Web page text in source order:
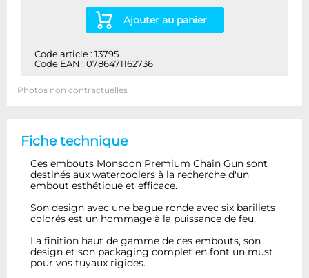
Ajouter au panier
Code article : 13795
Code EAN : 0786471162736
Photos non contractuelles
Fiche technique
Ces embouts Monsoon Premium Chain Gun sont
destinés aux watercoolers à la recherche d'un
embout esthétique et efficace.
Son design avec une bague ronde avec six barillets
colorés est un hommage à la puissance de feu.
La finition haut de gamme de ces embouts, son
design et son packaging complet en font un must
pour vos tuyaux rigides.